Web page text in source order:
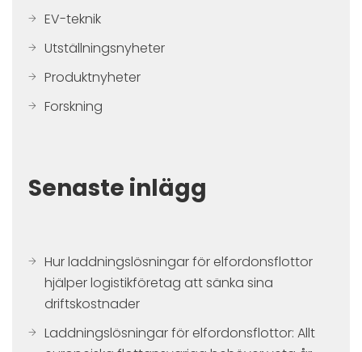
EV-teknik
Utställningsnyheter
Produktnyheter
Forskning
Senaste inlägg
Hur laddningslösningar för elfordonsflottor
hjälper logistikföretag att sänka sina
driftskostnader
Laddningslösningar för elfordonsflottor: Allt